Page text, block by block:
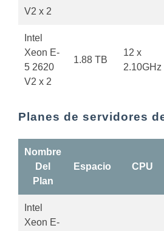
V2 x 2
Intel
Xeon E-
5 2620
V2 x 2
1.88 TB
12 x
2.10GHz
Planes de servidores
Nombre
Del
Plan
Espacio CPU
Intel
Xeon E-